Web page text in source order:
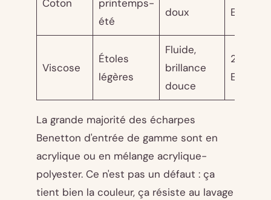
Coton
printemps-
été
doux
EUR
Viscose
Étoles
légères
Fluide,
brillance
douce
20 - 35
EUR
La grande majorité des écharpes
Benetton d'entrée de gamme sont en
acrylique ou en mélange acrylique-
polyester. Ce n'est pas un défaut : ça
tient bien la couleur, ça résiste au lavage